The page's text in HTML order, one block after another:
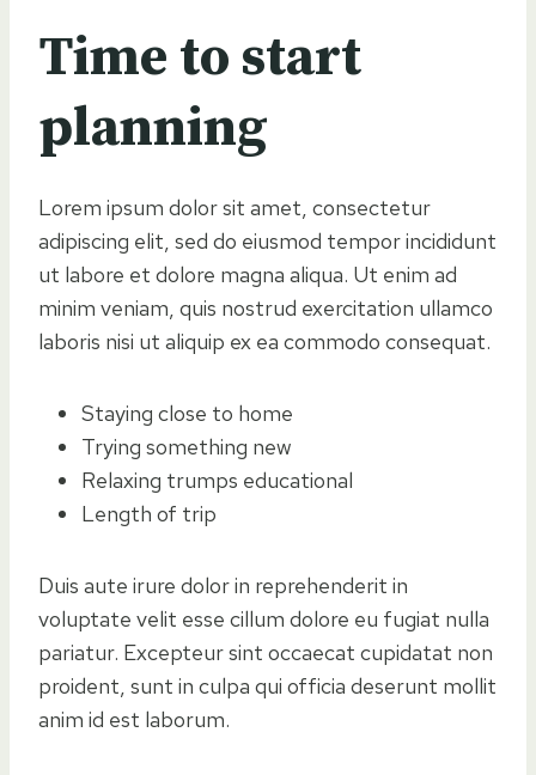
Time to start
planning
Lorem ipsum dolor sit amet, consectetur
adipiscing elit, sed do eiusmod tempor incididunt
ut labore et dolore magna aliqua. Ut enim ad
minim veniam, quis nostrud exercitation ullamco
laboris nisi ut aliquip ex ea commodo consequat.
Staying close to home
Trying something new
Relaxing trumps educational
Length of trip
Duis aute irure dolor in reprehenderit in
voluptate velit esse cillum dolore eu fugiat nulla
pariatur. Excepteur sint occaecat cupidatat non
proident, sunt in culpa qui officia deserunt mollit
anim id est laborum.